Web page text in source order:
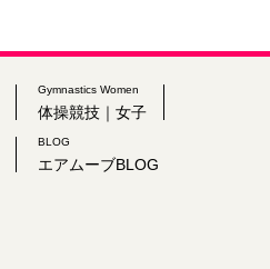
Gymnastics Women
体操競技｜女子
BLOG
エアムーブBLOG